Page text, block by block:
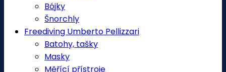
Bójky
Šnorchly
Freediving Umberto Pellizzari
Batohy, tašky
Masky
Měřící přístroje